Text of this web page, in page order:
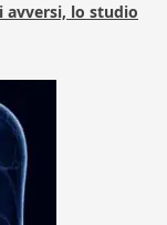
lo studio